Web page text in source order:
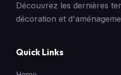
Découvrez les dernières
décoration et
Quick Links